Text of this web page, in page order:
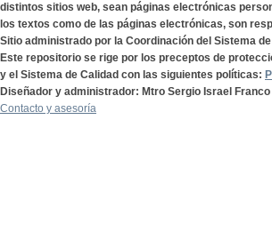
distintos sitios web, sean páginas electrónicas
los textos como de las páginas electrónicas, son
Sitio administrado por la Coordinación del Sistema
Este repositorio se rige por los preceptos de
y el Sistema de Calidad con las siguientes políticas:
Diseñador y administrador: Mtro Sergio Israel
Contacto y asesoría